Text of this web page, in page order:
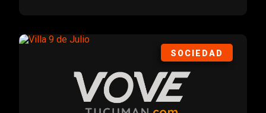
SOCIEDAD